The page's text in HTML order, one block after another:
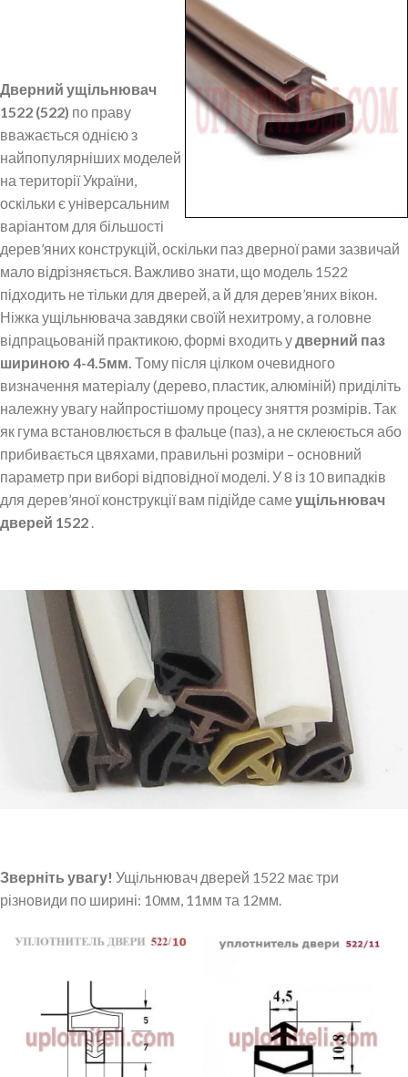
Дверний ущільнювач
1522 (522) по праву
вважається однією з
найпопулярніших моделей
на території України,
оскільки є універсальним
варіантом для більшості
дерев’яних конструкцій, оскільки паз дверної рами зазвичай
мало відрізняється. Важливо знати, що модель 1522
підходить не тільки для дверей, а й для дерев’яних вікон.
Ніжка ущільнювача завдяки своїй нехитрому, а головне
відпрацьованій практикою, формі входить удверний паз
шириною 4-4.5мм. Тому після цілком очевидного
визначення матеріалу (дерево, пластик, алюміній) приділіть
належну увагу найпростішому процесу зняття розмірів. Так
як гума встановлюється в фальце (паз), а не склеюється або
прибивається цвяхами, правильні розміри – основний
параметр при виборі відповідної моделі. У 8 із 10 випадків
для дерев’яної конструкції вам підійде саме ущільнювач
дверей 1522 .
Зверніть увагу! Ущільнювач дверей 1522 має три
різновиди по ширині: 10мм, 11мм та 12мм.